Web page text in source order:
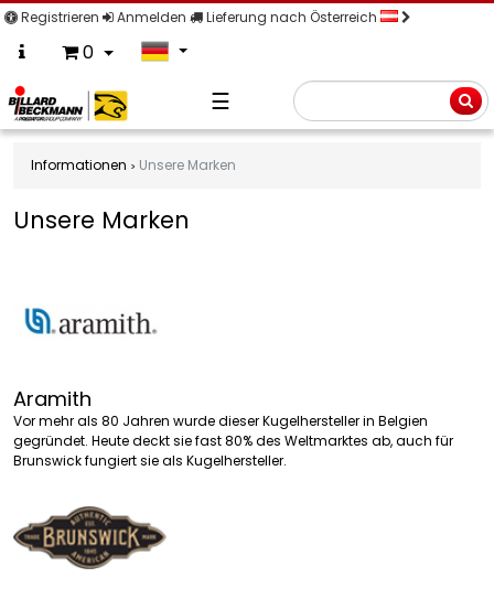
Registrieren Anmelden Lieferung nach Österreich
0
☰
Informationen Unsere Marken
Unsere Marken
Aramith
Vor mehr als 80 Jahren wurde dieser Kugelhersteller in Belgien
gegründet. Heute deckt sie fast 80% des Weltmarktes ab, auch für
Brunswick fungiert sie als Kugelhersteller.